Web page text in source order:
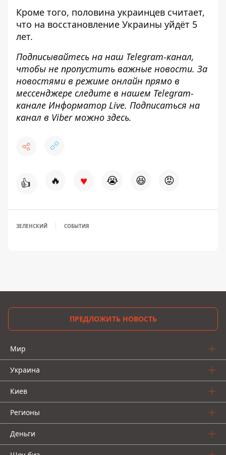
Кроме того, половина украинцев считает,
что на восстановление Украины уйдёт 5
лет.
Подписывайтесь на наш Telegram-канал,
чтобы не пропустить важные новости. За
новостями в режиме онлайн прямо в
мессенджере следите в нашем Telegram-
канале Информатор Live. Подписаться на
канал в Viber можно здесь.
👍 🔥 ♥ 😭 😆 😡
ЗЕЛЕНСКИЙ СОБЫТИЯ
ПРЕДЛОЖИТЬ НОВОСТЬ
Мир
Украина
Киев
Регионы
Деньги